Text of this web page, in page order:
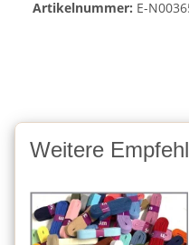
Artikelnummer: E-
Weitere